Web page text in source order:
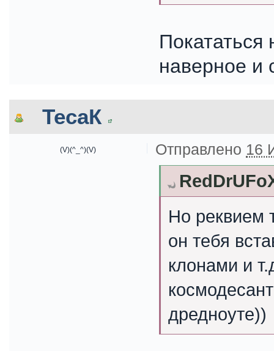
наверное и
ТесаК
(V)(^_^)(V) Отправлено 16
Но реквием
он тебя
клонами и
дредноуте))